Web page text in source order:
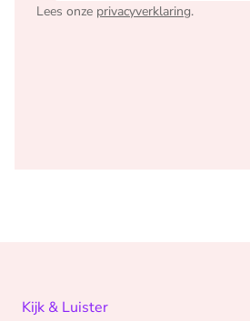
Lees onze privacyverklaring.
Kijk & Luister